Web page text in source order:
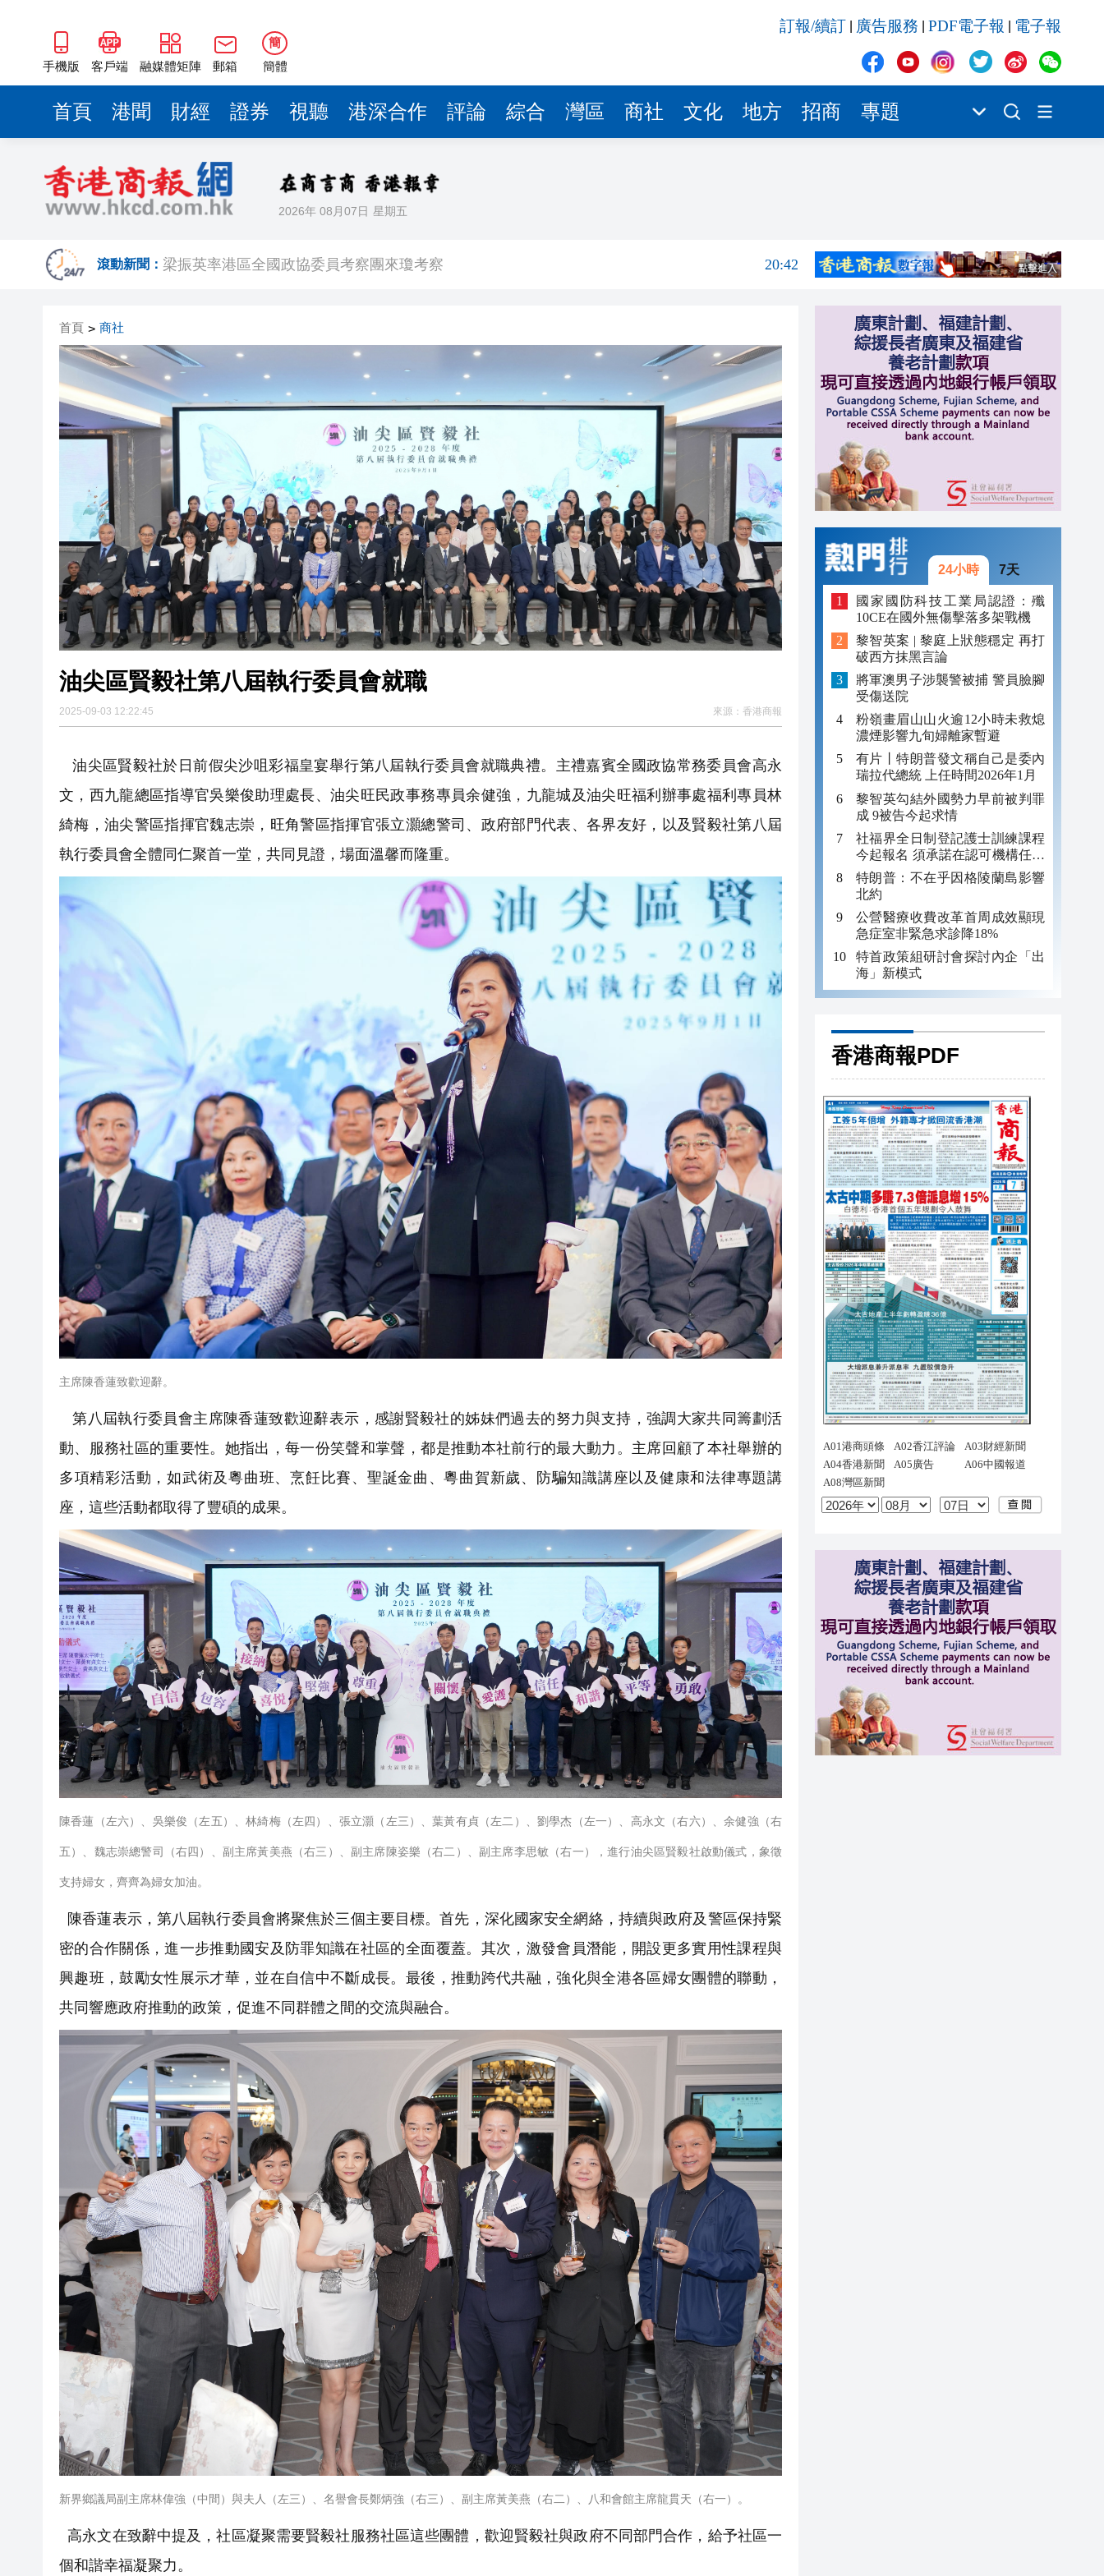
手機版 客戶端 融媒體矩陣 郵箱
簡
簡體
訂報/續訂 廣告服務 PDF電子報 電子報
首頁 港聞 財經 證券 視聽 港深合作 評論 綜合 灣區 商社 文化 地方 招商 專題
2026年 08月07日 星期五
滾動新聞：
山東26戶省屬國企去年合計營收2.58萬億 利潤總額近936億
20:40
瀋陽鐵西校園閱讀活動解鎖閱讀新玩法
閩粵贛三地漢樂藝術家齊聚深圳，共奏客家文化傳承新篇章
20:34
50餘位頂尖專家共話時代命題
海南澄邁文儒煥新升級 五組數據見證文儒沉香從傳統邁向現代
2025年海南儋州以舊換新帶動消費約18億元
20:41
閩粵贛三地漢樂藝術家齊聚深圳，共奏客家文化傳承新篇章
20:34
有片丨外交部回應特朗普委內瑞拉石油言論 拉美國家有權自主選擇合作夥伴
20:31
50餘位頂尖專家共話時代命題
20:55
海南澄邁文儒煥新升級 五組數據見證文儒沉香從傳統邁向現代
20:42
梁振英率港區全國政協委員考察團來瓊考察
20:42
2025年海南儋州以舊換新帶動消費約18億元
20:41
山東26戶省屬國企去年合計營收2.58萬億 利潤總額近936億
20:40
瀋陽鐵西校園閱讀活動解鎖閱讀新玩法
20:39
閩粵贛三地漢樂藝術家齊聚深圳，共奏客家文化傳承新篇章
20:34
首頁 > 商社
油尖區賢毅社第八屆執行委員會就職
2025-09-03 12:22:45 來源： 香港商報
油尖區賢毅社於日前假尖沙咀彩福皇宴舉行第八屆執行委員會就職典禮。主禮嘉賓全國政協常務委員會高永
文，西九龍總區指導官吳樂俊助理處長、油尖旺民政事務專員余健強，九龍城及油尖旺福利辦事處福利專員林
綺梅，油尖警區指揮官魏志崇，旺角警區指揮官張立灝總警司、政府部門代表、各界友好，以及賢毅社第八屆
執行委員會全體同仁聚首一堂，共同見證，場面溫馨而隆重。
主席陳香蓮致歡迎辭。
第八屆執行委員會主席陳香蓮致歡迎辭表示，感謝賢毅社的姊妹們過去的努力與支持，強調大家共同籌劃活
動、服務社區的重要性。她指出，每一份笑聲和掌聲，都是推動本社前行的最大動力。主席回顧了本社舉辦的
多項精彩活動，如武術及粵曲班、烹飪比賽、聖誕金曲、粵曲賀新歲、防騙知識講座以及健康和法律專題講
座，這些活動都取得了豐碩的成果。
陳香蓮（左六）、吳樂俊（左五）、林綺梅（左四）、張立灝（左三）、葉黃有貞（左二）、劉學杰（左一）、高永文（右六）、余健強（右
五）、魏志崇總警司（右四）、副主席黃美燕（右三）、副主席陳姿樂（右二）、副主席李思敏（右一），進行油尖區賢毅社啟動儀式，象徵
支持婦女，齊齊為婦女加油。
陳香蓮表示，第八屆執行委員會將聚焦於三個主要目標。首先，深化國家安全網絡，持續與政府及警區保持緊
密的合作關係，進一步推動國安及防罪知識在社區的全面覆蓋。其次，激發會員潛能，開設更多實用性課程與
興趣班，鼓勵女性展示才華，並在自信中不斷成長。最後，推動跨代共融，強化與全港各區婦女團體的聯動，
共同響應政府推動的政策，促進不同群體之間的交流與融合。
新界鄉議局副主席林偉強（中間）與夫人（左三）、名譽會長鄭炳強（右三）、副主席黃美燕（右二）、八和會館主席龍貫天（右一）。
高永文在致辭中提及，社區凝聚需要賢毅社服務社區這些團體，歡迎賢毅社與政府不同部門合作，給予社區一
個和諧幸福凝聚力。
24小時 7天
國家國防科技工業局認證：殲
10CE在國外無傷擊落多架戰機
黎智英案 | 黎庭上狀態穩定 再打
破西方抹黑言論
將軍澳男子涉襲警被捕 警員臉腳
受傷送院
粉嶺畫眉山山火逾12小時未救熄
濃煙影響九旬婦離家暫避
有片丨特朗普發文稱自己是委內
瑞拉代總統 上任時間2026年1月
黎智英勾結外國勢力早前被判罪
成 9被告今起求情
社福界全日制登記護士訓練課程
今起報名 須承諾在認可機構任職
至少三年
特朗普：不在乎因格陵蘭島影響
北約
公營醫療收費改革首周成效顯現
急症室非緊急求診降18%
特首政策組研討會探討內企「出
海」新模式
香港商報PDF